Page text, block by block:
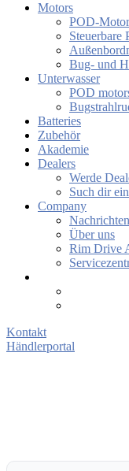
Motors
POD-
Steuerbare
Bug- und
Unterwasser
POD
Batteries
Zubehör
Akademie
Dealers
Werde
Such dir
Company
Nachrichten
Über uns
Rim Drive
Kontakt
Händlerportal